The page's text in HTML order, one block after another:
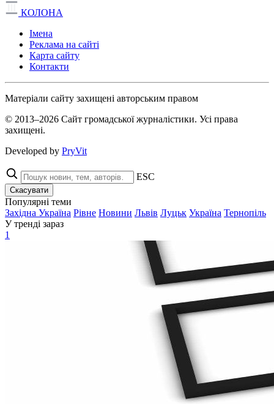
КОЛОНА
Імена
Реклама на сайті
Карта сайту
Контакти
Матеріали сайту захищені авторським правом
© 2013–2026 Сайт громадської журналістики. Усі права
захищені.
Developed by PryVit
ESC
Скасувати
Популярні теми
Західна Україна Рівне Новини Львів Луцьк Україна Тернопіль
У тренді зараз
1